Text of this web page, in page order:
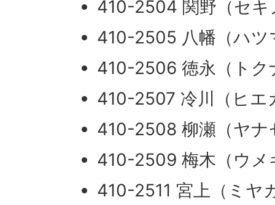
410-2504 関野（セキ
410-2505 八幡（ハツ
410-2506 徳永（トク
410-2507 冷川（ヒエ
410-2508 柳瀬（ヤナ
410-2509 梅木（ウメ
410-2511 宮上（ミヤ